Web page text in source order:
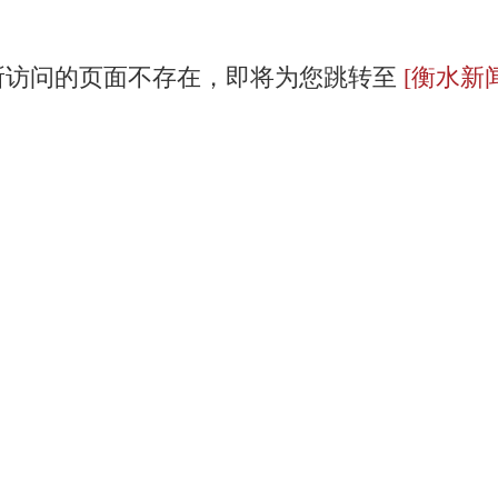
问的页面不存在，即将为您跳转至 [衡水新